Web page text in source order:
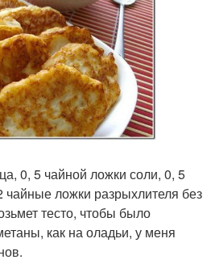
0, 5 чайной ложки соли, 0, 5
чайные ложки разрыхлителя без
тесто, чтобы было
как на оладьи, у меня